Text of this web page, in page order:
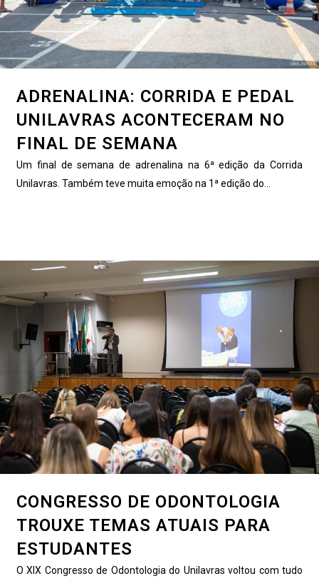
ADRENALINA: CORRIDA E PEDAL
UNILAVRAS ACONTECERAM NO
FINAL DE SEMANA
Um final de semana de adrenalina na 6ª edição da Corrida
Unilavras. Também teve muita emoção na 1ª edição do...
CONGRESSO DE ODONTOLOGIA
TROUXE TEMAS ATUAIS PARA
ESTUDANTES
O XIX Congresso de Odontologia do Unilavras voltou com tudo